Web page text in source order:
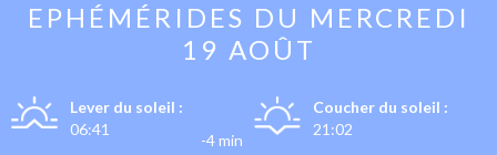
EPHÉMÉRIDES DU MERCREDI
19 AOÛT
Lever du soleil :
06:41
-4 min
Coucher du soleil :
21:02